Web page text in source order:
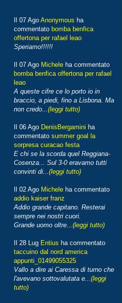
Il 07 Ago Anonymous ha
commentato bomba benfica
offertona per rafael leao
Speriamo!!!!!!
Il 07 Ago Michele ha commentato
bomba benfica offertona per rafael
leao
A queste cifre ce lo porto io in
braccio, a piedi, fino a Lisbona. Ma
non credo... (leggi tutto)
Il 06 Ago DenisBergamini ha
commentato summer goal la
sorpresa curacao festa
E chi se la scorda quel Reggiana-
Cosenza... Sul 3-0 eravamo tutti
convinti di... (leggi tutto)
Il 02 Ago Michele ha commentato
addio kaiser franz
Addio grande capitano. Resterai
sempre nei nostri cuori.
Grande uomo oltre... (leggi tutto)
Il 28 Lug Entius ha commentato
taccuino dal nord america
appunti_01499055325
Vallo a dire ai Caressa di turno che
l'avevano sottovalutata e... (leggi
tutto)